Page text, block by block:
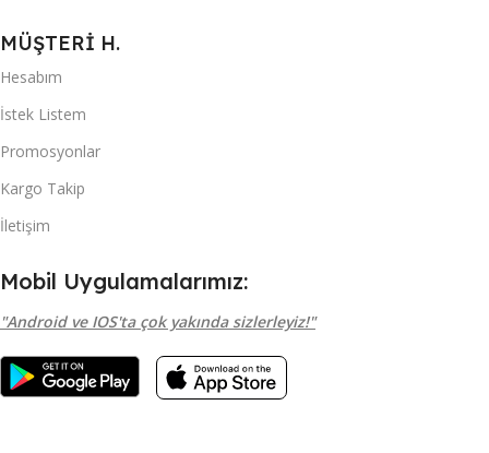
MÜŞTERİ H.
Hesabım
İstek Listem
Promosyonlar
Kargo Takip
İletişim
Mobil Uygulamalarımız:
"Android ve IOS'ta çok yakında sizlerleyiz!"